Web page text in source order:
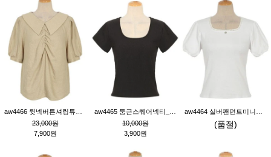
23,000원
7,900원
10,000원
3,900원
(품절)